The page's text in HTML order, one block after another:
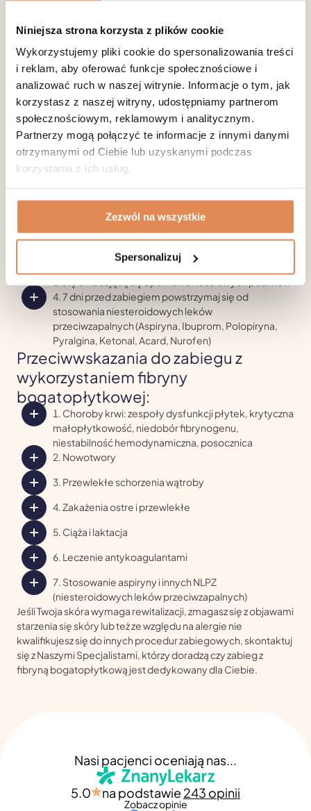
Niniejsza strona korzysta z plików cookie
Wykorzystujemy pliki cookie do spersonalizowania treści
i reklam, aby oferować funkcje społecznościowe i
analizować ruch w naszej witrynie. Informacje o tym, jak
korzystasz z naszej witryny, udostępniamy partnerom
społecznościowym, reklamowym i analitycznym.
Partnerzy mogą połączyć te informacje z innymi danymi
otrzymanymi od Ciebie lub uzyskanymi podczas
korzystania z ich usług.
Zezwól na wszystkie
Spersonalizuj
utrata jędrności i elastyczności skóry
zmniejszona gęstość skóry
nadmierne wypadanie włosów
blizny, rozstępy
Ważnym aspektem jest przygotowanie Pacjenta do zabiegu.
Im wyższa jakość uzyskanego preparatu tym wyższy
potencjał regeneracyjny i efektywniejsze działanie. Dlatego
wskazówek dotyczących szeroko pojętego stylu życia. M.in.
Unikać wszelkiego rodzaju używek (papierosy,
Pić dużą ilość wody (ok 3 litrów dziennie)
Stosować zdrową, odpowiednio zbilansowaną
7 dni przed zabiegiem powstrzymaj się od
stosowania niesteroidowych leków
przeciwzapalnych (Aspiryna, Ibuprom, Polopiryna,
Pyralgina, Ketonal, Acard, Nurofen)
Przeciwwskazania do zabiegu z
wykorzystaniem fibryny
bogatopłytkowej:
Choroby krwi: zespoły dysfunkcji płytek, krytyczna
małopłytkowość, niedobór fibrynogenu,
niestabilność hemodynamiczna, posocznica
Nowotwory
Przewlekłe schorzenia wątroby
Zakażenia ostre i przewlekłe
Ciąża i laktacja
Leczenie antykoagulantami
Stosowanie aspiryny i innych NLPZ
(niesteroidowych leków przeciwzapalnych)
Jeśli Twoja skóra wymaga rewitalizacji, zmagasz się z objawami
starzenia się skóry lub też ze względu na alergie nie
kwalifikujesz się do innych procedur zabiegowych, skontaktuj
się z Naszymi Specjalistami, którzy doradzą czy zabieg z
fibryną bogatopłytkową jest dedykowany dla Ciebie.
Nasi pacjenci oceniają nas...
5.0 na podstawie 243 opinii
Zobacz opinie